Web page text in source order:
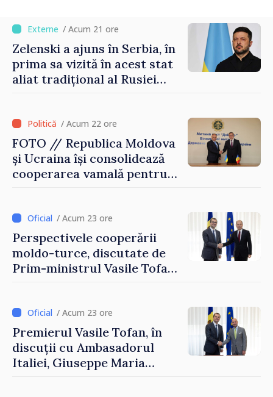
/ Acum 21 ore
Zelenski a ajuns în Serbia, în
prima sa vizită în acest stat
aliat tradițional al Rusiei
/ Acum 22 ore
FOTO // Republica Moldova
și Ucraina își consolidează
cooperarea vamală pentru
Reuniune la Moghiliov-
Podolsk
/ Acum 23 ore
Perspectivele cooperării
moldo-turce, discutate de
Prim-ministrul Vasile Tofan
/ Acum 23 ore
Premierul Vasile Tofan, în
discuții cu Ambasadorul
Italiei, Giuseppe Maria